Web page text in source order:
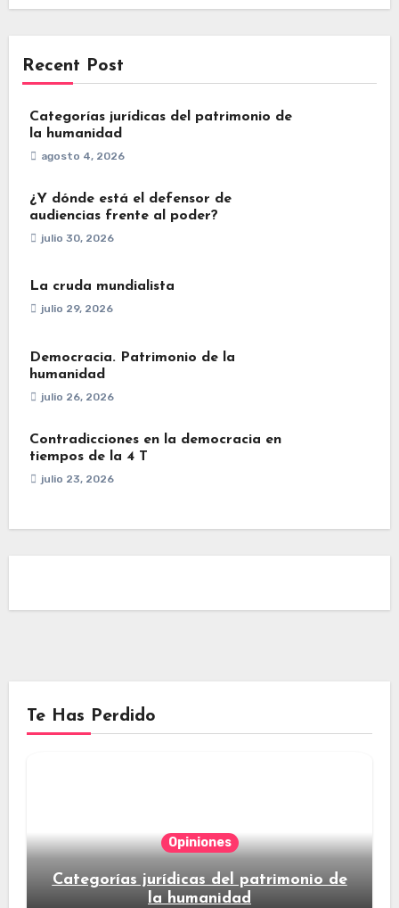
Recent Post
Categorías jurídicas del patrimonio de
la humanidad
agosto 4, 2026
¿Y dónde está el defensor de
audiencias frente al poder?
julio 30, 2026
La cruda mundialista
julio 29, 2026
Democracia. Patrimonio de la
humanidad
julio 26, 2026
Contradicciones en la democracia en
tiempos de la 4 T
julio 23, 2026
Te Has Perdido
Opiniones
Categorías jurídicas del patrimonio de
la humanidad